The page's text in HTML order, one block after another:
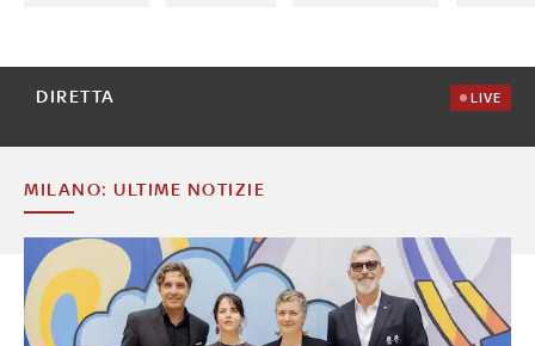
DIRETTA LIVE
MILANO: ULTIME NOTIZIE